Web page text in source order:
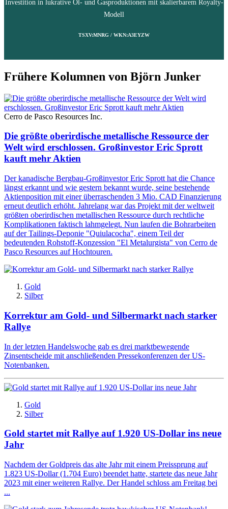
Investition in lukrative Öl- und Gasproduktionen mit skalierbarem Royalty-
Modell
TSXV:MNRG / WKN:A3EYZW
Frühere Kolumnen von Björn Junker
Cerro de Pasco Resources Inc.
Die größte oberirdische metallische Ressource der
Welt wird erschlossen. Großinvestor Eric Sprott
kauft mehr Aktien
Der kanadische Bergbau-Großinvestor Eric Sprott hat die Chance
längst erkannt und wie gestern bekannt wurde, seine bestehende
Aktienposition mit einer überraschenden 3 Mio. CAD Finanzierung
erneut deutlich erhöht. Jahrelang war das Projekt mit der weltweit
größten oberirdischen metallischen Ressource durch rechtliche
Komplikationen faktisch lahmgelegt. Nun laufen die Bohrarbeiten
auf der Tailings-Deponie "Quiulacocha", einem Teil der
bedeutenden Rohstoff-Konzession "El Metalurgista" von Cerro de
Pasco Resources auf Hochtouren.
Gold
Silber
Korrektur am Gold- und Silbermarkt nach starker
Rallye
In der letzten Handelswoche gab es drei marktbewegende
Zinsentscheide mit anschließenden Pressekonferenzen der US-
Notenbanken.
Gold
Silber
Gold startet mit Rallye auf 1.920 US-Dollar ins neue
Jahr
Nachdem der Goldpreis das alte Jahr mit einem Preissprung auf
1.823 US-Dollar (1.704 Euro) beendet hatte, startete das neue Jahr
2023 mit einer weiteren Rallye. Der Handel schloss am Freitag bei
...